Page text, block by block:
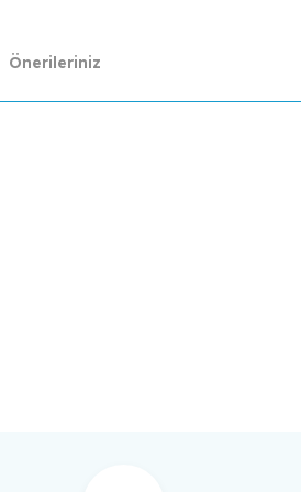
Önerileriniz